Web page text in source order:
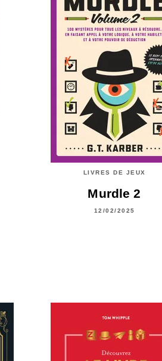
LIVRES DE JEUX
Murdle 2
12/02/2025